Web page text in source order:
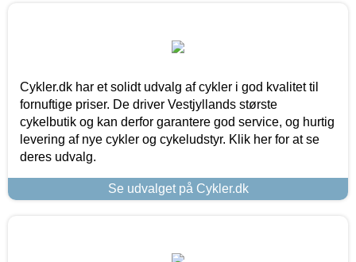
Cykler.dk har et solidt udvalg af cykler i god kvalitet til
fornuftige priser. De driver Vestjyllands største
cykelbutik og kan derfor garantere god service, og hurtig
levering af nye cykler og cykeludstyr. Klik her for at se
deres udvalg.
Se udvalget på Cykler.dk